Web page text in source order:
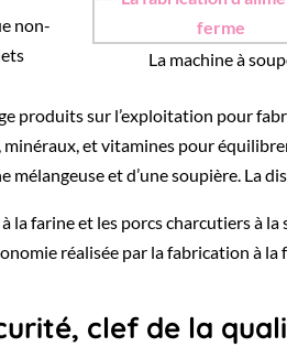
non-
La machine à
produits sur l’exploitation pour
et vitamines pour
mélangeuse et d’une soupière.
la farine et les porcs charcutiers à
réalisée par la fabrication à
clef de la